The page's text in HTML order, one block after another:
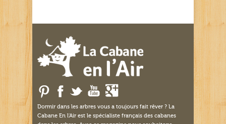
Dormir dans les arbres vous a toujours fait rêver ? La
Cabane En l'Air est le spécialiste français des cabanes